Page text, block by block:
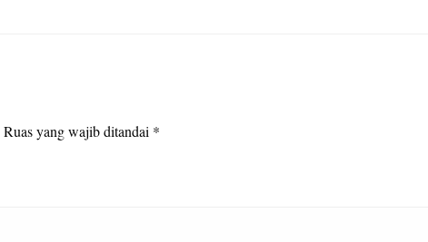
Ruas yang wajib ditandai *